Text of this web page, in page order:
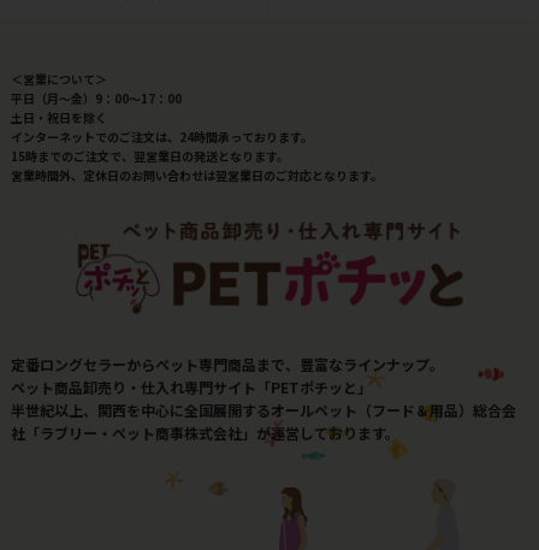
＜営業について＞
平日（月～金）9：00～17：00
土日・祝日を除く
インターネットでのご注文は、24時間承っております。
15時までのご注文で、翌営業日の発送となります。
営業時間外、定休日のお問い合わせは翌営業日のご対応となります。
定番ロングセラーからペット専門商品まで、豊富なラインナップ。
ペット商品卸売り・仕入れ専門サイト「PETポチッと」
半世紀以上、関西を中心に全国展開するオールペット（フード＆用品）総合会
社「ラブリー・ペット商事株式会社」が運営しております。